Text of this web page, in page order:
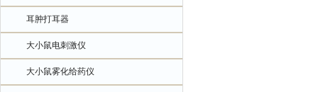
耳肿打耳器
大小鼠电刺激仪
大小鼠雾化给药仪